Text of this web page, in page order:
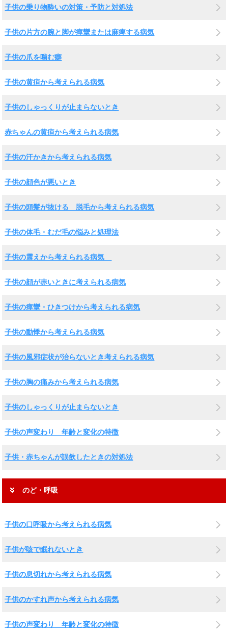
子供の乗り物酔いの対策・予防と対処法
子供の片方の腕と脚が痙攣または麻痺する病気
子供の爪を噛む癖
子供の黄疸から考えられる病気
子供のしゃっくりが止まらないとき
赤ちゃんの黄疸から考えられる病気
子供の汗かきから考えられる病気
子供の顔色が悪いとき
子供の頭髪が抜ける 脱毛から考えられる病気
子供の体毛・むだ毛の悩みと処理法
子供の震えから考えられる病気
子供の顔が赤いときに考えられる病気
子供の痙攣・ひきつけから考えられる病気
子供の動悸から考えられる病気
子供の風邪症状が治らないとき考えられる病気
子供の胸の痛みから考えられる病気
子供のしゃっくりが止まらないとき
子供の声変わり 年齢と変化の特徴
子供・赤ちゃんが誤飲したときの対処法
のど・呼吸
子供の口呼吸から考えられる病気
子供が咳で眠れないとき
子供の息切れから考えられる病気
子供のかすれ声から考えられる病気
子供の声変わり 年齢と変化の特徴